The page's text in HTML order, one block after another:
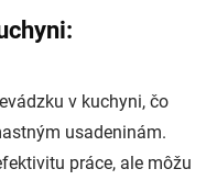
v kuchyni, čo
usadeninám.
práce, ale môžu